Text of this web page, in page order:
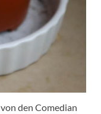
den Comedian